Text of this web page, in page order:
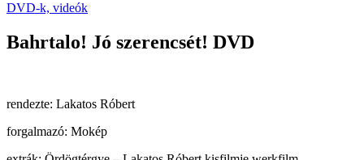
DVD-k, videók
Bahrtalo! Jó szerencsét! DVD
rendezte: Lakatos Róbert
forgalmazó: Mokép